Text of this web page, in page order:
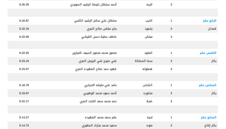
3
اتربه أحمد سلطان خليفة الرشيد السويدي 9.30.29
الرابع عشر 1 الذيب سلطان علي سالم الرشيد الكتبي
9.16.87
قعدان
2 جلمود جابر عفاس صالح المري
9.22.19
3
مبلش عاطف عطية حسن القرشي 9.22.69
الخامس عشر 1 العنود منصور محمد منصور السيف الخيارين
9.22.93
بكار
2 سما المملكة علي صبيح علي البريص المري
9.23.19
3
هملوله فهيد حمد صالح الفهيده المري 9.23.57
السادس عشر 1 الشادن حامد علي مايقه الاحبابي
9.18.79
بكار
2 مذخوره أحمد حمود محمد الوهيبي
9.19.87
3
ضجة حمد محمد سعد النابت المري 9.22.17
السابع عشر 1 تحيه عامر سعد محمد الفهيده
9.14.27
بكار إنتاج
2 منوه سعيد محمد مبارك المهيري
9.14.73